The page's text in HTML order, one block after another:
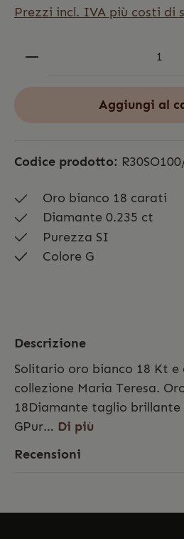
Prezzi incl. IVA più costi di
Aggiungi al
Codice prodotto:
Oro bianco 18 carati
Diamante 0.235 ct
Purezza SI
Colore G
Descrizione
Solitario oro bianco 18 Kt
collezione Maria Teresa.
18Diamante taglio brillante
GPur… Di più
Recensioni